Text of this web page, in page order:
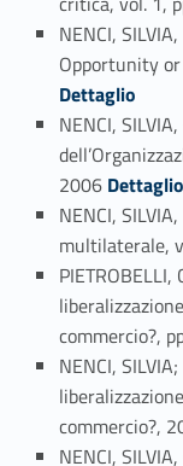
NENCI,
Opportunity
Dettaglio
NENCI,
2006 Link identifier #identifier_person_181675-63
Dettaglio
NENCI,
multilaterale,
PIETROBELLI,
commercio?,
NENCI,
commercio?,
NENCI,